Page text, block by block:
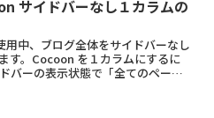
サイドバーなし１カラムの
中、ブログ全体をサイドバーなし
す。Cocoon を１カラムにするに
バーの表示状態で「全てのページ